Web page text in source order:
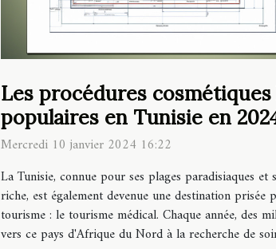
Les procédures cosmétiques
populaires en Tunisie en
Mercredi 10 janvier 2024 16:22
La Tunisie, connue pour ses plages paradisiaques
riche, est également devenue une destination
tourisme : le tourisme médical. Chaque année, des
vers ce pays d'Afrique du Nord à la recherche de